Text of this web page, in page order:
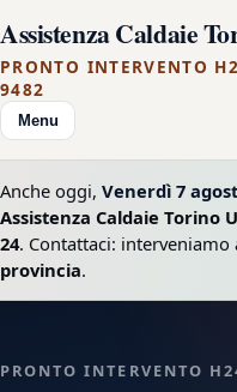
Assistenza Caldaie
PRONTO INTERVENTO
9482
Menu
Anche oggi, Venerdì 7
Assistenza Caldaie Torino
24. Contattaci: interveniamo
provincia.
PRONTO INTERVENTO